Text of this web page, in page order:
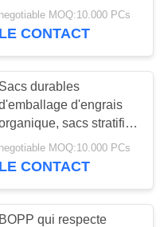
par
7
tirage en couleurs
adapté aux besoins du
negotiable MOQ:10.000 PCs
LE CONTACT
Sacs durables
d'engrais
sacs stratifiés
à emballage tissés par
pp
negotiable MOQ:10.000 PCs
LE CONTACT
BOPP qui respecte